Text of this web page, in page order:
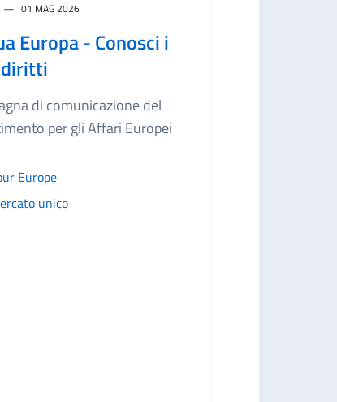
01 MAG 2026
Europa - Conosci i
di comunicazione del
per gli Affari Europei
Europe
unico